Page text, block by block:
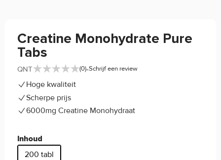
Creatine Monohydrate Pure
Tabs
QNT (0)-Schrijf een review
Hoge kwaliteit
Scherpe prijs
6000mg Creatine Monohydraat
Inhoud
200 tabl